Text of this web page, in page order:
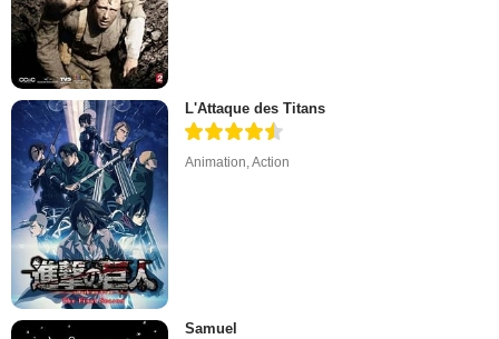
L'Attaque des Titans
Animation ,Action
Samuel